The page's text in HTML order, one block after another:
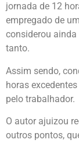
jornada de 12
empregado de
considerou
tanto.
Assim sendo,
horas
pelo trabalhador.
O autor ajuizou
outros pontos,